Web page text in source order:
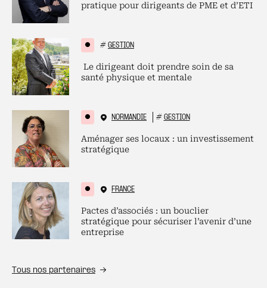
pratique pour dirigeants de PME et d’ETI
# GESTION
Le dirigeant doit prendre soin de sa
santé physique et mentale
NORMANDIE # GESTION
Aménager ses locaux : un investissement
stratégique
FRANCE
Pactes d’associés : un bouclier
stratégique pour sécuriser l’avenir d’une
entreprise
Tous nos partenaires